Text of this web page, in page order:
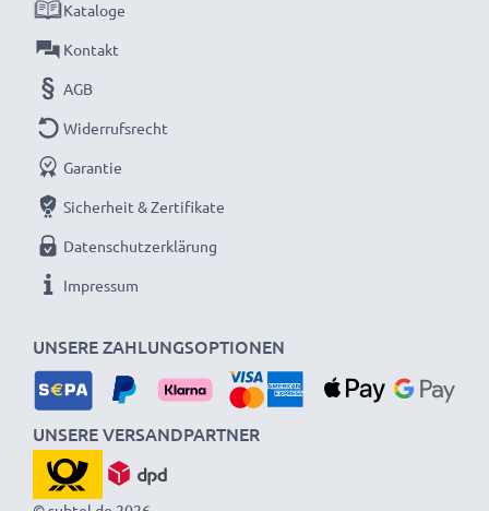
UNSERE ZAHLUNGSOPTIONEN
Kataloge
Kontakt
AGB
Widerrufsrecht
Garantie
Sicherheit & Zertifikate
Datenschutzerklärung
Impressum
UNSERE VERSANDPARTNER